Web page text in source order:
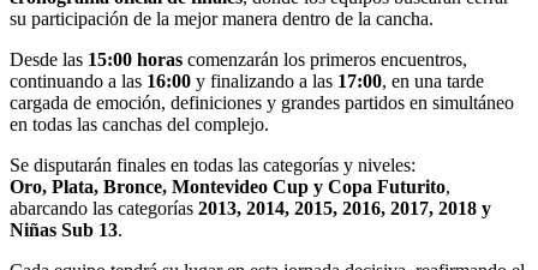
su participación de la mejor manera dentro de la cancha.
Desde las 15:00 horas comenzarán los primeros encuentros,
continuando a las 16:00 y finalizando a las 17:00, en una tarde
cargada de emoción, definiciones y grandes partidos en simultáneo
en todas las canchas del complejo.
Se disputarán finales en todas las categorías y niveles:
Oro, Plata, Bronce, Montevideo Cup y Copa Futurito,
abarcando las categorías 2013, 2014, 2015, 2016, 2017, 2018 y
Niñas Sub 13.